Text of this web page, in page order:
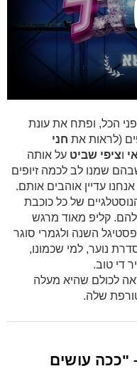
הכל, ופתח את עונת
(לראות את חני
וציפי שביט על אותה
שמנו לב לכמה זיופים
עדיין אוהבים אותם.
של כל כוכבת
קליפ מאוד מרגש
השנה ולגמרי סוגר
נוער, למי שכמונו,
לכולם שהיא מעלה
שלה.
– "ככה עושים